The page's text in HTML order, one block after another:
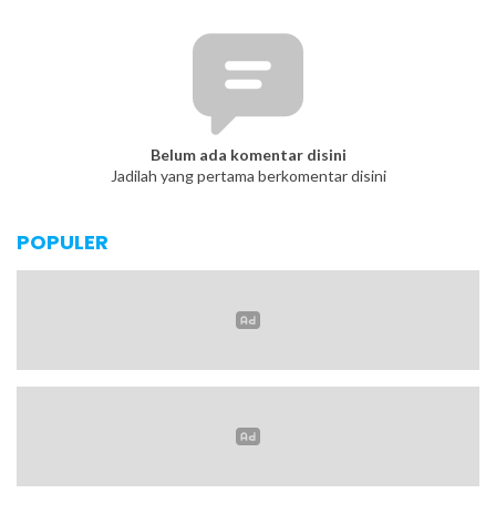
Belum ada komentar disini
Jadilah yang pertama berkomentar disini
POPULER